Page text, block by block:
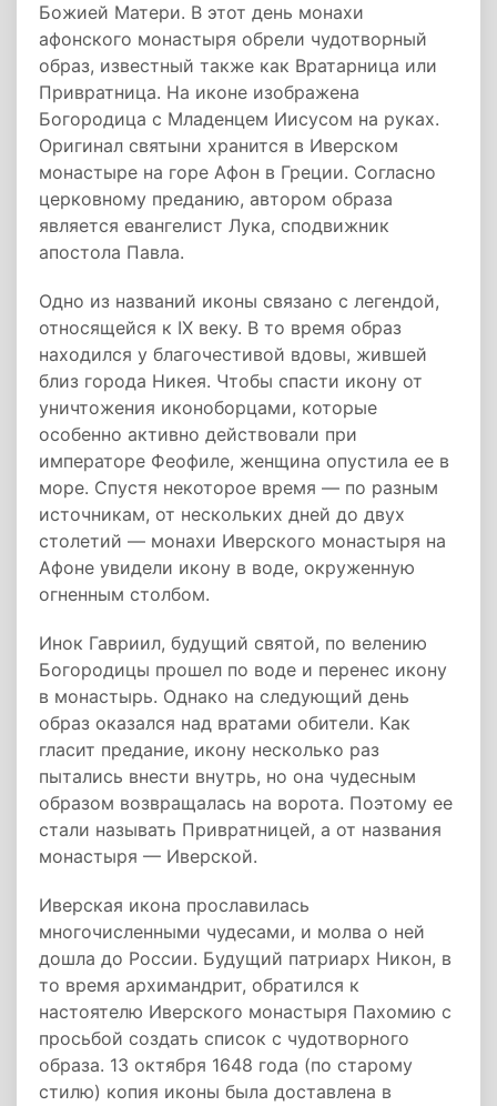
Божией Матери. В этот день монахи
афонского монастыря обрели чудотворный
образ, известный также как Вратарница или
Привратница. На иконе изображена
Богородица с Младенцем Иисусом на руках.
Оригинал святыни хранится в Иверском
монастыре на горе Афон в Греции. Согласно
церковному преданию, автором образа
является евангелист Лука, сподвижник
апостола Павла.
Одно из названий иконы связано с легендой,
относящейся к IX веку. В то время образ
находился у благочестивой вдовы, жившей
близ города Никея. Чтобы спасти икону от
уничтожения иконоборцами, которые
особенно активно действовали при
императоре Феофиле, женщина опустила ее в
море. Спустя некоторое время — по разным
источникам, от нескольких дней до двух
столетий — монахи Иверского монастыря на
Афоне увидели икону в воде, окруженную
огненным столбом.
Инок Гавриил, будущий святой, по велению
Богородицы прошел по воде и перенес икону
в монастырь. Однако на следующий день
образ оказался над вратами обители. Как
гласит предание, икону несколько раз
пытались внести внутрь, но она чудесным
образом возвращалась на ворота. Поэтому ее
стали называть Привратницей, а от названия
монастыря — Иверской.
Иверская икона прославилась
многочисленными чудесами, и молва о ней
дошла до России. Будущий патриарх Никон, в
то время архимандрит, обратился к
настоятелю Иверского монастыря Пахомию с
просьбой создать список с чудотворного
образа. 13 октября 1648 года (по старому
стилю) копия иконы была доставлена в